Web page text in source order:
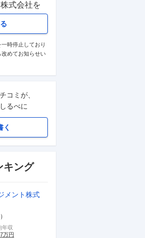
式会社を
時停止しており
改めてお知らせい
コミが、
るべに
く
キング
メント株式
年収
万円